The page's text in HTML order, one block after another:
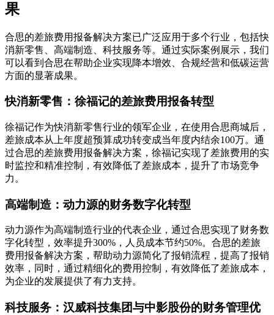
果
合思的差旅费用报备解决方案已广泛应用于多个行业，包括快
消新零售、高端制造、科技服务等。通过实际案例展示，我们
可以看到合思在帮助企业实现降本增效、合规经营和低碳运营
方面的显著成果。
快消新零售：徐福记的差旅费用报备转型
徐福记作为快消新零售行业的领军企业，在使用合思商城后，
差旅成本从上年度超预算成功转变成当年度内结余100万。通
过合思的差旅费用报备解决方案，徐福记实现了差旅费用的实
时监控和精准控制，有效降低了差旅成本，提升了市场竞争
力。
高端制造：动力源的财务数字化转型
动力源作为高端制造行业的代表企业，通过合思实现了财务数
字化转型，效率提升300%，人员成本节约50%。合思的差旅
费用报备解决方案，帮助动力源简化了报销流程，提高了报销
效率，同时，通过精细化的费用控制，有效降低了差旅成本，
为企业的发展提供了有力支持。
科技服务：汉威科技集团与中影股份的财务管理优